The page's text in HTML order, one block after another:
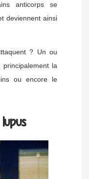
anticorps se
deviennent ainsi
? Un ou
la
ou encore le